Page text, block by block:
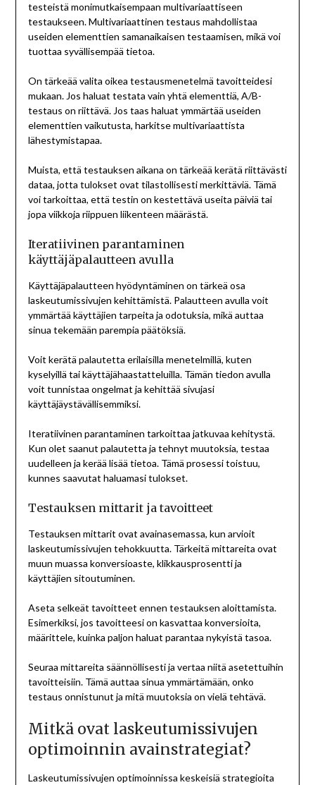
testeistä monimutkaisempaan multivariaattiseen
testaukseen. Multivariaattinen testaus mahdollistaa
useiden elementtien samanaikaisen testaamisen, mikä voi
tuottaa syvällisempää tietoa.
On tärkeää valita oikea testausmenetelmä tavoitteidesi
mukaan. Jos haluat testata vain yhtä elementtiä, A/B-
testaus on riittävä. Jos taas haluat ymmärtää useiden
elementtien vaikutusta, harkitse multivariaattista
lähestymistapaa.
Muista, että testauksen aikana on tärkeää kerätä riittävästi
dataa, jotta tulokset ovat tilastollisesti merkittäviä. Tämä
voi tarkoittaa, että testin on kestettävä useita päiviä tai
jopa viikkoja riippuen liikenteen määrästä.
Iteratiivinen parantaminen
käyttäjäpalautteen avulla
Käyttäjäpalautteen hyödyntäminen on tärkeä osa
laskeutumissivujen kehittämistä. Palautteen avulla voit
ymmärtää käyttäjien tarpeita ja odotuksia, mikä auttaa
sinua tekemään parempia päätöksiä.
Voit kerätä palautetta erilaisilla menetelmillä, kuten
kyselyillä tai käyttäjähaastatteluilla. Tämän tiedon avulla
voit tunnistaa ongelmat ja kehittää sivujasi
käyttäjäystävällisemmiksi.
Iteratiivinen parantaminen tarkoittaa jatkuvaa kehitystä.
Kun olet saanut palautetta ja tehnyt muutoksia, testaa
uudelleen ja kerää lisää tietoa. Tämä prosessi toistuu,
kunnes saavutat haluamasi tulokset.
Testauksen mittarit ja tavoitteet
Testauksen mittarit ovat avainasemassa, kun arvioit
laskeutumissivujen tehokkuutta. Tärkeitä mittareita ovat
muun muassa konversioaste, klikkausprosentti ja
käyttäjien sitoutuminen.
Aseta selkeät tavoitteet ennen testauksen aloittamista.
Esimerkiksi, jos tavoitteesi on kasvattaa konversioita,
määrittele, kuinka paljon haluat parantaa nykyistä tasoa.
Seuraa mittareita säännöllisesti ja vertaa niitä asetettuihin
tavoitteisiin. Tämä auttaa sinua ymmärtämään, onko
testaus onnistunut ja mitä muutoksia on vielä tehtävä.
Mitkä ovat laskeutumissivujen
optimoinnin avainstrategiat?
Laskeutumissivujen optimoinnissa keskeisiä strategioita